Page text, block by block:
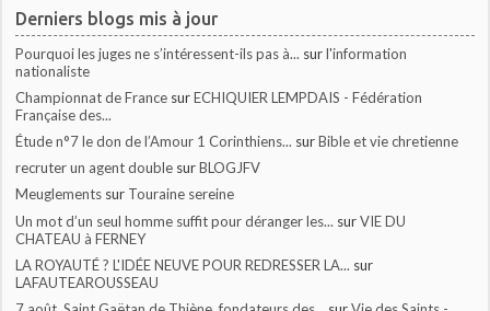
Derniers blogs mis à jour
Pourquoi les juges ne s’intéressent-ils pas à... surl'information
nationaliste
Championnat de France surECHIQUIER LEMPDAIS - Fédération
Française des...
Étude n°7 le don de l’Amour 1 Corinthiens... surBible et vie chretienne
recruter un agent double surBLOGJFV
Meuglements sur Touraine sereine
Un mot d’un seul homme suffit pour déranger les... surVIE DU
CHATEAU à FERNEY
LA ROYAUTÉ ? L'IDÉE NEUVE POUR REDRESSER LA... sur
LAFAUTEAROUSSEAU